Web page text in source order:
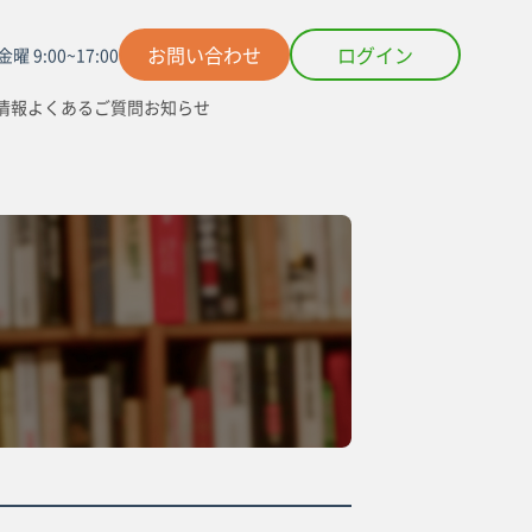
曜 9:00~17:00 お問い合わせ ログイン
報よくあるご質問お知らせ